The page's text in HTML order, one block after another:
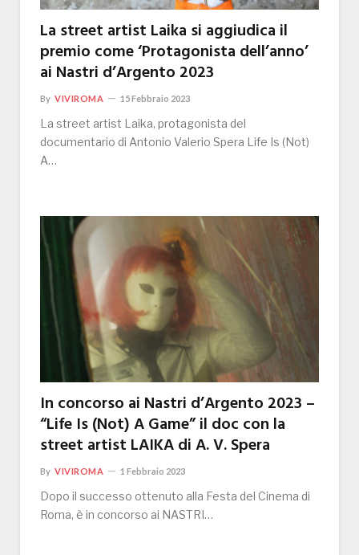
La street artist Laika si aggiudica il
premio come ‘Protagonista dell’anno’
ai Nastri d’Argento 2023
By VIVIROMA 15 Febbraio 2023
La street artist Laika, protagonista del
documentario di Antonio Valerio Spera Life Is (Not)
A…
In concorso ai Nastri d’Argento 2023 –
“Life Is (Not) A Game” il doc con la
street artist LAIKA di A. V. Spera
By VIVIROMA 1 Febbraio 2023
Dopo il successo ottenuto alla Festa del Cinema di
Roma, è in concorso ai NASTRI…